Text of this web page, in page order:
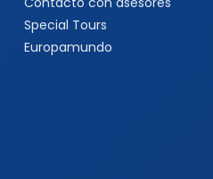
Special Tours
Europamundo